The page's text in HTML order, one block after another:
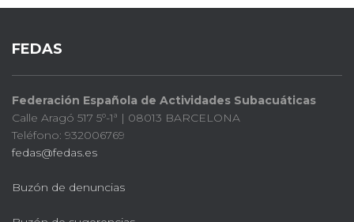
FEDAS
Federación Española de Actividades Subacuáticas
Calle Aragó 517 5º-1ª | 08013 BARCELONA
Teléfono: 932006769
fedas@fedas.es
Buzón de denuncias